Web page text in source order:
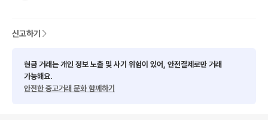
신고하기
현금 거래는 개인 정보 노출 및 사기 위험이 있어, 안전결제로만 거래
가능해요.
안전한 중고거래 문화 함께하기